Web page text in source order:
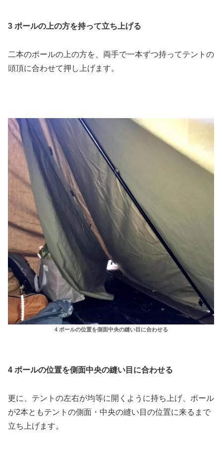
3 ポールの上の方を持って立ち上げる
二本のポールの上の方を、両手で一本ずつ持ってテントの
頭頂に合わせて押し上げます。
4 ポールの位置を側面中央の縫い目に合わせる
4 ポールの位置を側面中央の縫い目に合わせる
更に、テントの左右が均等に開くように持ち上げ、ポール
が2本ともテントの側面・中央の縫い目の位置に来るまで
立ち上げます。